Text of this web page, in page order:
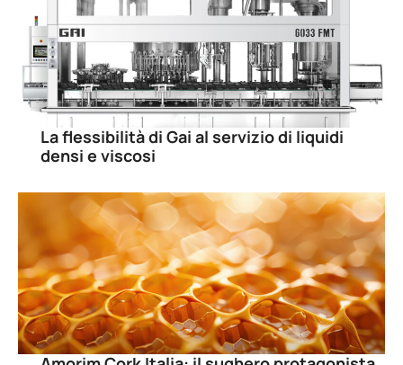
La flessibilità di Gai al servizio di liquidi
densi e viscosi